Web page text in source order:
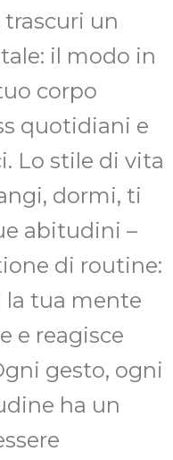
trascuri un
il modo in
corpo
quotidiani e
Lo stile di vita
dormi, ti
abitudini –
di routine:
tua mente
e reagisce
gesto, ogni
ha un